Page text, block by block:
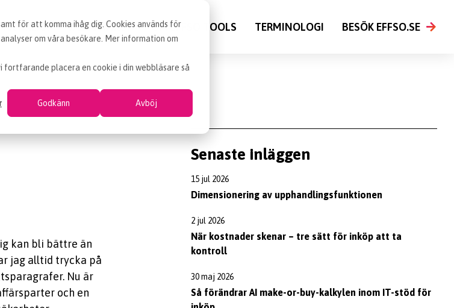
för att komma ihåg dig. Cookies används för
om våra besökare. Mer information om
fortfarande placera en cookie i din webbläsare så
Godkänn Avböj
ARTIKLAR VAD ÄR INKÖP OM EFFSO TOOLS TERMINOLOGI BESÖK EFFSO.SE
kan bli bättre än
jag alltid trycka på
Nu är
och en
Senaste inläggen
15 jul 2026
Dimensionering av upphandlingsfunktionen
2 jul 2026
När kostnader skenar – tre sätt för inköp att ta
kontroll
30 maj 2026
Så förändrar AI make-or-buy-kalkylen inom IT-stöd för